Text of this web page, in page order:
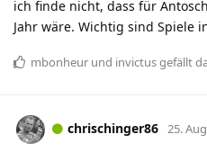
ich finde nicht, dass für
Jahr wäre. Wichtig sind Spiele
mbonheur und invictusgefällt
chrischinger86 25.